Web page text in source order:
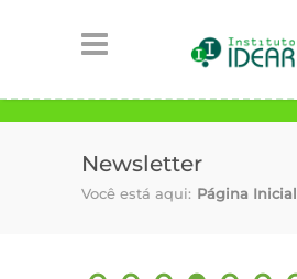
Newsletter
Você está aqui: Página Inicial